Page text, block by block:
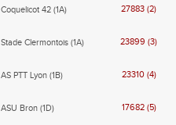
Coquelicot 42 (1A) 27883 (2)
Stade Clermontois (1A) 23899 (3)
AS PTT Lyon (1B) 23310 (4)
ASU Bron (1D) 17682 (5)